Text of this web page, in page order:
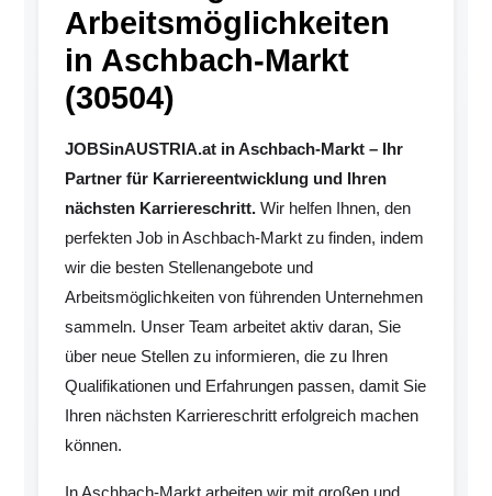
Arbeitsmöglichkeiten
in Aschbach-Markt
(30504)
JOBSinAUSTRIA.at in Aschbach-Markt – Ihr
Partner für Karriereentwicklung und Ihren
nächsten Karriereschritt. Wir helfen Ihnen, den
perfekten Job in Aschbach-Markt zu finden, indem
wir die besten Stellenangebote und
Arbeitsmöglichkeiten von führenden Unternehmen
sammeln. Unser Team arbeitet aktiv daran, Sie
über neue Stellen zu informieren, die zu Ihren
Qualifikationen und Erfahrungen passen, damit Sie
Ihren nächsten Karriereschritt erfolgreich machen
können.